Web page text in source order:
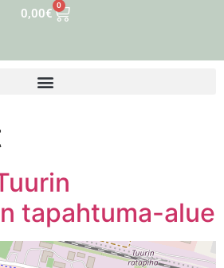
0,00€
0
tapahtuma-alue